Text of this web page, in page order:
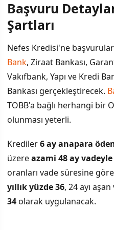
İÇINDEKILER
Limitler ve Kullanım
Başvuru
Şartları
Nefes Kredisi'ne
Bank, Ziraat Bankası,
Vakıfbank, Yapı ve Kredi
Bankası gerçekleştirecek.
TOBB'a bağlı herhangi bir
olunması yeterli.
Krediler6 ay anapara
üzereazami 48 ay vadeyle
oranları vade süresine
yıllık yüzde 36, 24 ayı
34olarak uygulanacak.